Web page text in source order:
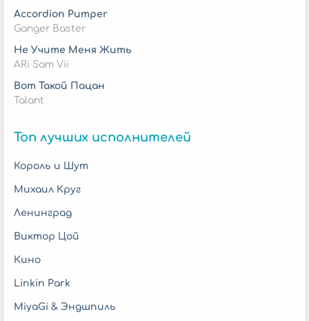
Accordion Pumper
Ganger Baster
Не Учите Меня Жить
ARi Sam Vii
Вот Такой Пацан
Talant
Топ лучших исполнителей
Король и Шут
Михаил Круг
Ленинград
Виктор Цой
Кино
Linkin Park
MiyaGi & Эндшпиль